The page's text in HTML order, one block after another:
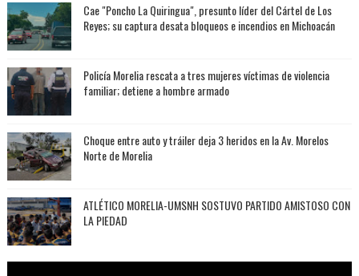
Cae "Poncho La Quiringua", presunto líder del Cártel de Los
Reyes; su captura desata bloqueos e incendios en Michoacán
Policía Morelia rescata a tres mujeres víctimas de violencia
familiar; detiene a hombre armado
Choque entre auto y tráiler deja 3 heridos en la Av. Morelos
Norte de Morelia
ATLÉTICO MORELIA-UMSNH SOSTUVO PARTIDO AMISTOSO CON
LA PIEDAD